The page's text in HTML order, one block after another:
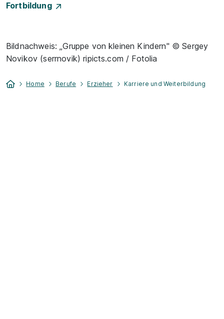
Fortbildung
Bildnachweis: „Gruppe von kleinen Kindern" © Sergey
Novikov (serrnovik) ripicts.com / Fotolia
Home Berufe Erzieher Karriere und Weiterbildung